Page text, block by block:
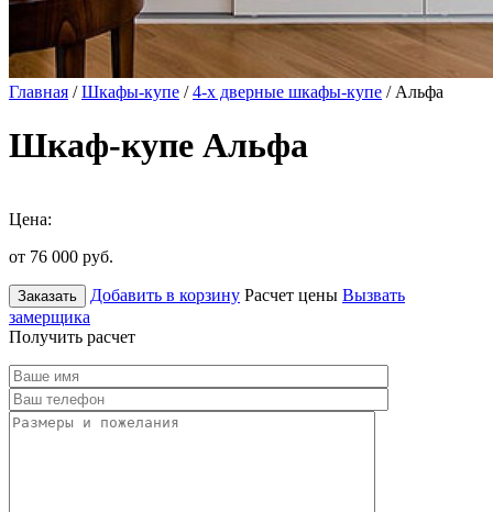
Главная /Шкафы-купе /4-х дверные шкафы-купе / Альфа
Шкаф-купе Альфа
Цена:
от 76 000 руб.
Заказать Добавить в корзину Расчет цены Вызвать
замерщика
Получить расчет